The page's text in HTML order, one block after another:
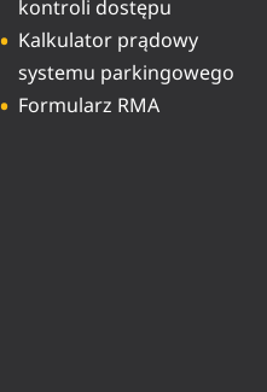
kontroli dostępu
Kalkulator prądowy
systemu parkingowego
Formularz RMA